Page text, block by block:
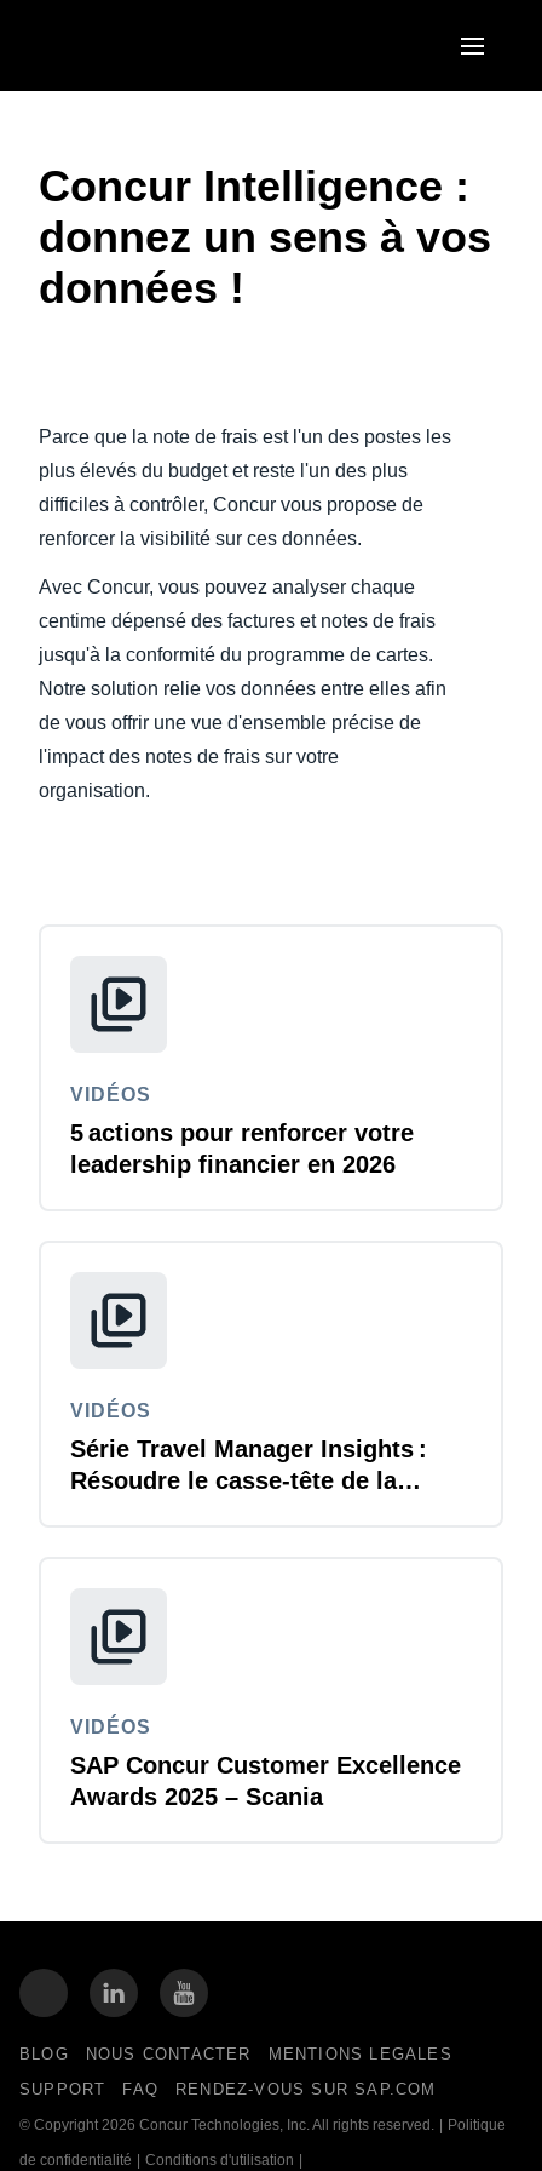
United States (English)
Canada (Français)
EUROPE
United Kingdom (English)
France (Français)
Nederlands (English)
Denmark (English)
Finland (English)
España (Español)
ASIA PACIFIC
Singapore (English)
Concur Intelligence :
donnez un sens à vos
données !
Parce que la note de frais est l'un des postes les
plus élevés du budget et reste l'un des plus
difficiles à contrôler, Concur vous propose de
renforcer la visibilité sur ces données.
Avec Concur, vous pouvez analyser chaque
centime dépensé des factures et notes de frais
jusqu'à la conformité du programme de cartes.
Notre solution relie vos données entre elles afin
de vous offrir une vue d'ensemble précise de
l'impact des notes de frais sur votre
organisation.
VIDÉOS
5 actions pour renforcer votre
leadership financier en 2026
VIDÉOS
Série Travel Manager Insights :
Résoudre le casse-tête de la
VIDÉOS
SAP Concur Customer Excellence
Awards 2025 – Scania
BLOG NOUS CONTACTER
MENTIONS LEGALES
SUPPORT
FAQ RENDEZ-VOUS SUR SAP.COM
© Copyright 2026 Concur Technologies, Inc. All rights reserved. Politique
de confidentialité Conditions d'utilisation